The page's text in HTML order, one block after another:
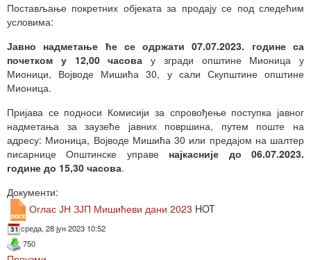
Постављање покретних објеката за продају се под следећим
условима:
Јавно надметање ће се одржати 07.07.2023. године са
почетком у 12,00 часова у згради општине Мионица у
Мионици, Војводе Мишића 30, у сали Скупштине општине
Мионица.
Пријава се подноси Комисији за спровођење поступка јавног
надметања за заузеће јавних површина, путем поште на
адресу: Мионица, Војводе Мишића 30 или предајом на шалтер
писарнице Општинске управе најкасније до 06.07.2023.
године до 15,30 часова.
Документи:
Оглас ЈН ЗЈП Мишићеви дани 2023 HOT
среда, 28 јун 2023 10:52
750